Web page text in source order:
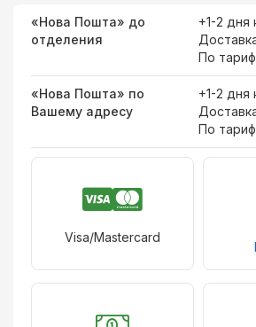
«Нова Пошта» до
отделения
+1-2 дня
По
«Нова Пошта» по
Вашему адресу
+1-2 дня
По
Visa/Mastercard